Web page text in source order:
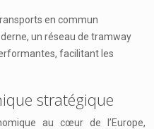
en commun
un réseau de tramway
facilitant les
stratégique
au cœur de l’Europe,